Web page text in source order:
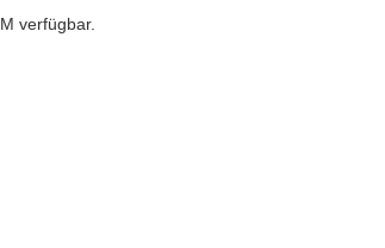
verfügbar.